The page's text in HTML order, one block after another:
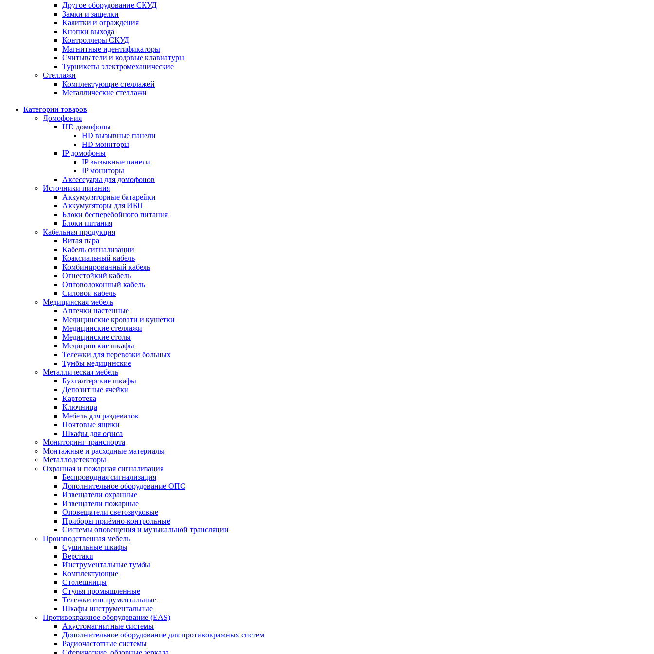
Другое оборудование СКУД
Замки и защелки
Калитки и ограждения
Кнопки выхода
Контроллеры СКУД
Магнитные идентификаторы
Считыватели и кодовые клавиатуры
Турникеты электромеханические
Стеллажи
Комплектующие стеллажей
Металлические стеллажи
Категории товаров
Домофония
HD домофоны
HD вызывные панели
HD мониторы
IP домофоны
IP вызывные панели
IP мониторы
Аксессуары для домофонов
Источники питания
Аккумуляторные батарейки
Аккумуляторы для ИБП
Блоки бесперебойного питания
Блоки питания
Кабельная продукция
Витая пара
Кабель сигнализации
Коаксиальный кабель
Комбинированный кабель
Огнестойкий кабель
Оптоволоконный кабель
Силовой кабель
Медицинская мебель
Аптечки настенные
Медицинские кровати и кушетки
Медицинские стеллажи
Медицинские столы
Медицинские шкафы
Тележки для перевозки больных
Тумбы медицинские
Металлическая мебель
Бухгалтерские шкафы
Депозитные ячейки
Картотека
Ключница
Мебель для раздевалок
Почтовые ящики
Шкафы для офиса
Мониторинг транспорта
Монтажные и расходные материалы
Металлодетекторы
Охранная и пожарная сигнализация
Беспроводная сигнализация
Дополнительное оборудование ОПС
Извещатели охранные
Извещатели пожарные
Оповещатели светозвуковые
Приборы приёмно-контрольные
Системы оповещения и музыкальной трансляции
Производственная мебель
Cушильные шкафы
Верстаки
Инструментальные тумбы
Комплектующие
Столешницы
Стулья промышленные
Тележки инструментальные
Шкафы инструментальные
Противокражное оборудование (EAS)
Акустомагнитные системы
Дополнительное оборудование для противокражных систем
Радиочастотные системы
Сферические, обзорные зеркала